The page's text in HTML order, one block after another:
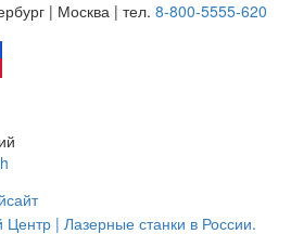
| Москва | тел. 8-800-5555-620